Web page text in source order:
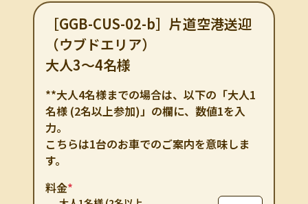
［GGB-CUS-02-b］片道空港送迎
（ウブドエリア）
大人3～4名様
**大人4名様までの場合は、以下の「大人1
名様 (2名以上参加)」の欄に、数値1を入
力。
こちらは1台のお車でのご案内を意味しま
す。
料金*